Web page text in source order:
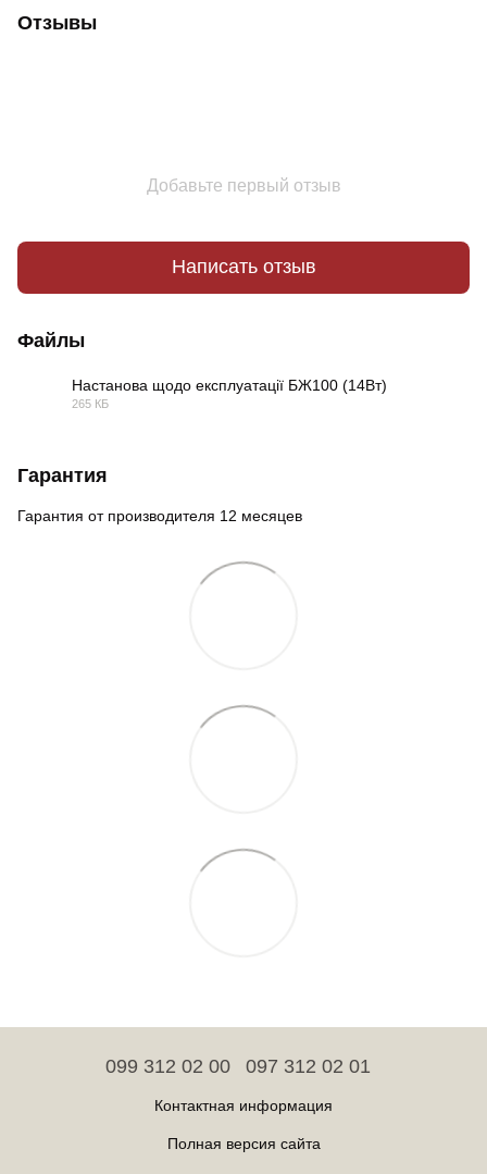
Отзывы
Добавьте первый отзыв
Написать отзыв
Файлы
Настанова щодо експлуатації БЖ100 (14Вт)
265 КБ
Гарантия
Гарантия от производителя 12 месяцев
099 312 02 00 097 312 02 01
Контактная информация
Полная версия сайта